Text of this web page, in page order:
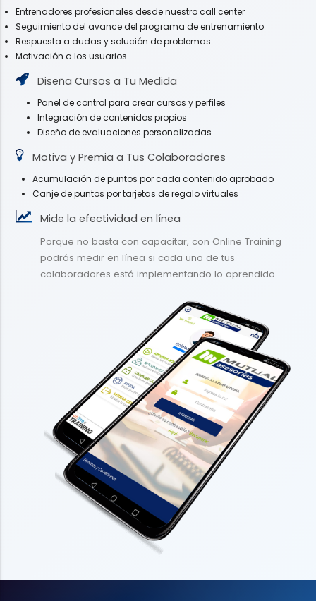
Entrenadores profesionales desde nuestro call center
Seguimiento del avance del programa de entrenamiento
Respuesta a dudas y solución de problemas
Motivación a los usuarios
Diseña Cursos a Tu Medida
Panel de control para crear cursos y perfiles
Integración de contenidos propios
Diseño de evaluaciones personalizadas
Motiva y Premia a Tus Colaboradores
Acumulación de puntos por cada contenido aprobado
Canje de puntos por tarjetas de regalo virtuales
Mide la efectividad en línea
Porque no basta con capacitar, con Online Training
podrás medir en línea si cada uno de tus
colaboradores está implementando lo aprendido.